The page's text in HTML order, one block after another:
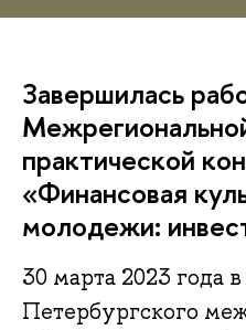
Завершилась
практической
«Финансовая
молодежи:
30 марта 2023 года
Петербургского